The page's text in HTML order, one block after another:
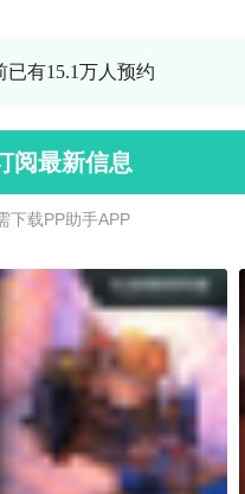
已有15.1万人预约
阅最新信息
下 载 P P 助 手 A P P